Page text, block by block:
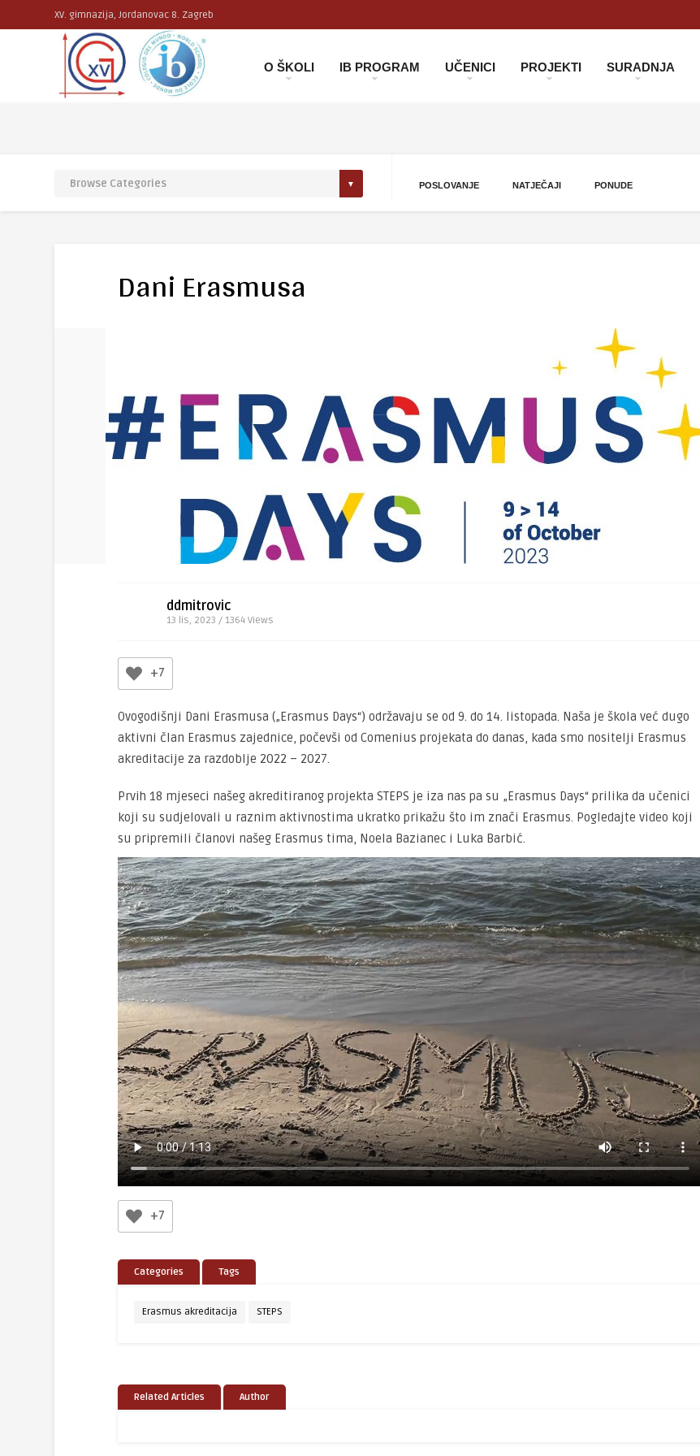
XV. gimnazija, Jordanovac 8. Zagreb
O ŠKOLI IB PROGRAM UČENICI PROJEKTI SURADNJA
POSLOVANJE NATJEČAJI PONUDE
Dani Erasmusa
ddmitrovic
13 lis, 2023 / 1364 Views
+7
Ovogodišnji Dani Erasmusa („Erasmus Days“) održavaju se od 9. do 14. listopada. Naša je škola već dugo
aktivni član Erasmus zajednice, počevši od Comenius projekata do danas, kada smo nositelji Erasmus
akreditacije za razdoblje 2022 – 2027.
Prvih 18 mjeseci našeg akreditiranog projekta STEPS je iza nas pa su „Erasmus Days“ prilika da učenici
koji su sudjelovali u raznim aktivnostima ukratko prikažu što im znači Erasmus. Pogledajte video koji
su pripremili članovi našeg Erasmus tima, Noela Bazianec i Luka Barbić.
+7
Categories Tags
Erasmus akreditacija STEPS
Related Articles Author